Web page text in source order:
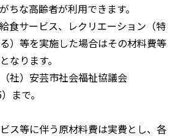
ちな高齢者が利用できます。
食サービス、レクリエーション（特
）等を実施した場合はその材料費等
なります。
社）安芸市社会福祉協議会
まで。
等に伴う原材料費は実費とし、各